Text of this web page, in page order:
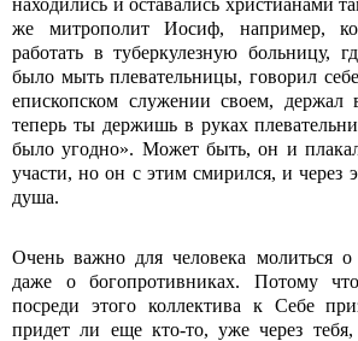
находились и оставались христианами
же митрополит Иосиф, например,
работать в туберкулезную больницу,
было мыть плевательницы, говорил
епископском служении своем,
теперь ты держишь в руках
было угодно». Может быть, он и
участи, но он с этим смирился, и через
душа.
Очень важно для человека молиться о
даже о богопротивниках. Потому
посреди этого коллектива к Себе
придет ли еще кто-то, уже через